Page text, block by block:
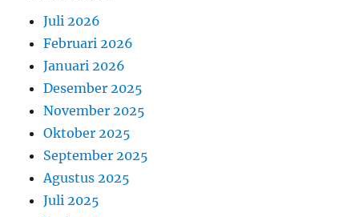
Juli 2026
Februari 2026
Januari 2026
Desember 2025
November 2025
Oktober 2025
September 2025
Agustus 2025
Juli 2025